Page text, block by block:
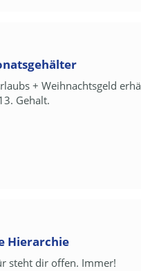
+ Weihnachtsgeld
Gehalt.
Hierarchie
steht dir offen. Immer!